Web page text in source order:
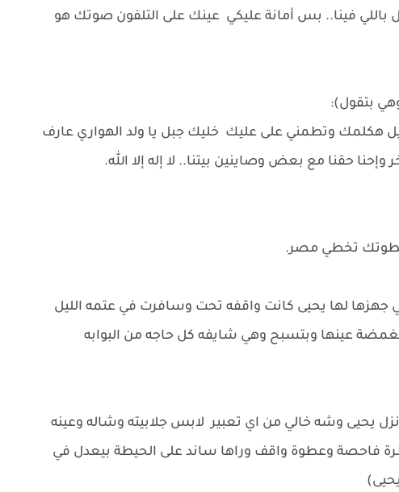
فينا.. بس أمانة عليكي عينك على التلفون صوتك هو
بتقول):
هكلمك وتطمني على عليك خليك جبل يا ولد الهواري عارف
حقنا مع بعض وصاينين بيتنا.. لا إله إلا الله.
خطوتك تخطي مصر.
جهزها لها يحيى كانت واقفه تحت وسافرت في عتمه الليل
عينها وبتسبح وهي شايفه كل حاجه من البوابه
وشه خالي من اي تعبير لابس جلابيته وشاله وعينه
فاحصة وعطوة واقف وراها ساند على الحيطة بيعدل في